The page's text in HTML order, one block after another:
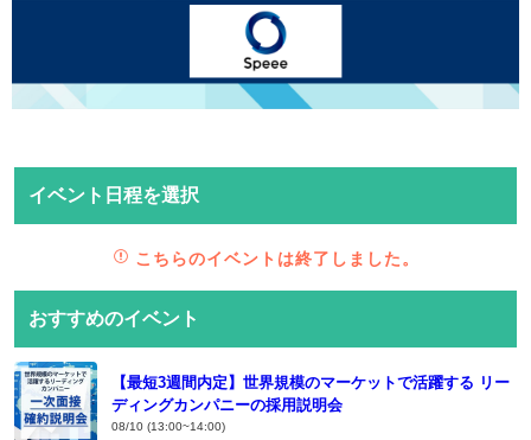
イベント日程を選択
こちらのイベントは終了しました。
おすすめのイベント
【最短3週間内定】世界規模のマーケットで活躍する リー
ディングカンパニーの採用説明会
08/10 (13:00~14:00)